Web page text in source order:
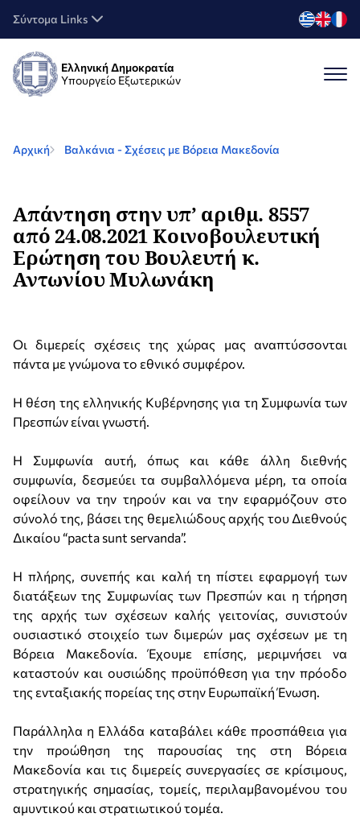
Σύντομα Links
Ελληνική Δημοκρατία
Υπουργείο Εξωτερικών
Αρχική Βαλκάνια - Σχέσεις με Βόρεια Μακεδονία
Απάντηση στην υπ’ αριθμ. 8557
από 24.08.2021 Κοινοβουλευτική
Ερώτηση του Βουλευτή κ.
Αντωνίου Μυλωνάκη
Οι διμερείς σχέσεις της χώρας μας αναπτύσσονται
πάντα με γνώμονα το εθνικό συμφέρον.
Η θέση της ελληνικής Κυβέρνησης για τη Συμφωνία των
Πρεσπών είναι γνωστή.
Η Συμφωνία αυτή, όπως και κάθε άλλη διεθνής
συμφωνία, δεσμεύει τα συμβαλλόμενα μέρη, τα οποία
οφείλουν να την τηρούν και να την εφαρμόζουν στο
σύνολό της, βάσει της θεμελιώδους αρχής του Διεθνούς
Δικαίου “pacta sunt servanda”.
Η πλήρης, συνεπής και καλή τη πίστει εφαρμογή των
διατάξεων της Συμφωνίας των Πρεσπών και η τήρηση
της αρχής των σχέσεων καλής γειτονίας, συνιστούν
ουσιαστικό στοιχείο των διμερών μας σχέσεων με τη
Βόρεια Μακεδονία. Έχουμε επίσης, μεριμνήσει να
καταστούν και ουσιώδης προϋπόθεση για την πρόοδο
της ενταξιακής πορείας της στην Ευρωπαϊκή Ένωση.
Παράλληλα η Ελλάδα καταβάλει κάθε προσπάθεια για
την προώθηση της παρουσίας της στη Βόρεια
Μακεδονία και τις διμερείς συνεργασίες σε κρίσιμους,
στρατηγικής σημασίας, τομείς, περιλαμβανομένου του
αμυντικού και στρατιωτικού τομέα.